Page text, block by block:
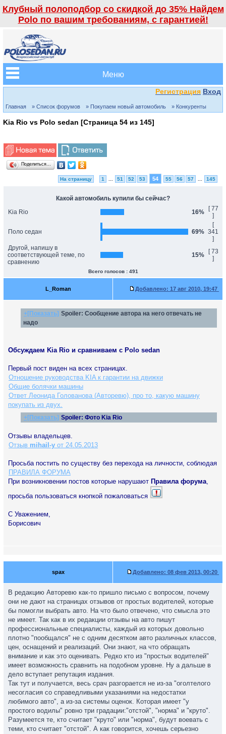
Клубный полоподбор со скидкой до 35% Найдем
Polo по вашим требованиям, с гарантией!
Меню
Регистрация Вход
Главная » Список форумов » Покупаем новый автомобиль » Конкуренты
Kia Rio vs Polo sedan [Страница 54 из 145]
Поделиться…
На страницу 1 51 52 53 54 55 56 57 145
Какой автомобиль купили бы сейчас?
Kia Rio
16%
[ 77
]
Поло седан 69%
[
341
]
Другой, напишу в
соответствующей теме, по
сравнению
15%
[ 73
]
Всего голосов : 491
L_Roman Добавлено: 17 авг 2010, 19:47
+[Показать] Spoiler: Сообщение автора на него отвечать не
надо
Обсуждаем Kia Rio и сравниваем с Polo sedan
Первый пост виден на всех страницах.
Отношение руководства KIA к гарантии на движки
Общие болячки машины
Ответ Леонида Голованова (Авторевю), про то, какую машину
покупать из двух.
+[Показать] Spoiler: Фото Kia Rio
Отзывы владельцев.
Отзыв mihail-y от 24.05.2013
Просьба постить по существу без перехода на личности, соблюдая
ПРАВИЛА ФОРУМА
При возникновении постов которые нарушают Правила форума,
просьба пользоваться кнопкой пожаловаться
С Уважением,
Борисович
spax Добавлено: 08 фев 2013, 00:20
В редакцию Авторевю как-то пришло письмо с вопросом, почему
они не дают на страницах отзывов от простых водителей, которые
бы помогли выбрать авто. На что было отвечено, что смысла это
не имеет. Так как в их редакции отзывы на авто пишут
профессиональные специалисты, каждый из которых довольно
плотно "пообщался" не с одним десятком авто различных классов,
цен, оснащений и реализаций. Они знают, на что обращать
внимание и как это оценивать. Редко кто из "простых водителей"
имеет возможность сравнить на подобном уровне. Ну а дальше в
дело вступает репутация издания.
Так тут и получается, весь срач разгорается не из-за "оголтелого
несогласия со справедливыми указаниями на недостатки
любимого авто", а из-за системы оценок. Которая имеет "у
простого водилы" ровно три градации:"отстой", "норма" и "круто".
Разумеется те, кто считает "круто" или "норма", будут воевать с
теми, кто считает "отстой". А как говорится, хочешь серьезно